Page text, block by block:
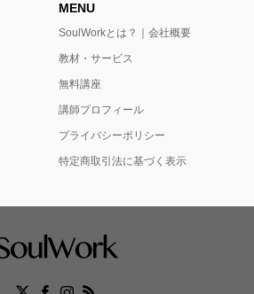
MENU
SoulWorkとは？｜会社概要
教材・サービス
無料講座
講師プロフィール
プライバシーポリシー
特定商取引法に基づく表示